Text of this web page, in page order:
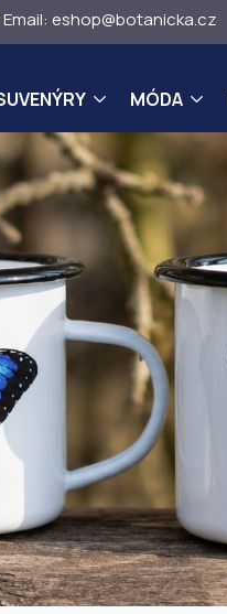
Email: eshop@botanicka.cz
MÓDA